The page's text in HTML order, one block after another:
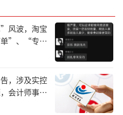
账户收取疏血通注射液
年转入保证金约4920
670万元。
收到的这些保证金，通
进了公司董事长李振国
已被归还，并按照3%的
元。
风波，淘宝
单”、“专挑
，涉及实控
会计师事务